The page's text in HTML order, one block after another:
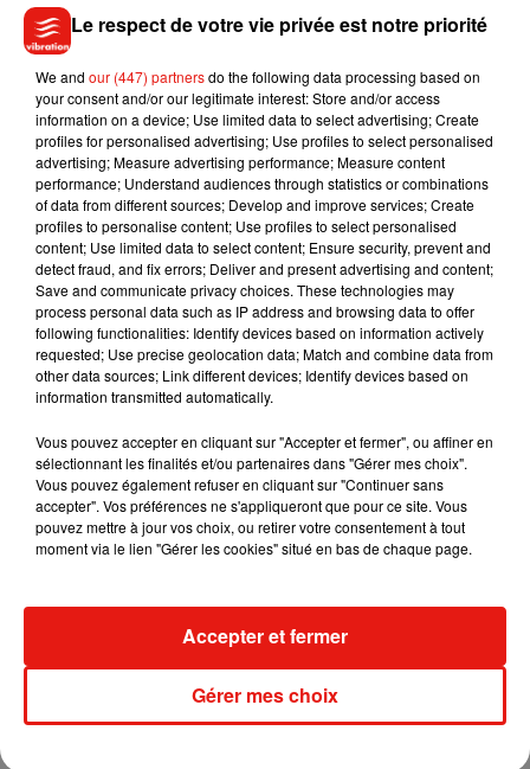
Musique
5 août 2026
Benny Blanco invite Selena Gomez et
Becky G sur son nouveau single
4 août 2026
Tiny Desk invite Charlie Puth pour une
live session solaire
4 août 2026
Ariana Grande prendra une pause après
sa tournée mondiale
Grand Corps Malade emmène Styleto
Le respect de votre vie privée est notre priorité
We and our (447) partnersdo the following data processing based on
your consent and/or our legitimate interest: Store and/or access
information on a device; Use limited data to select advertising; Create
profiles for personalised advertising; Use profiles to select personalised
advertising; Measure advertising performance; Measure content
performance; Understand audiences through statistics or combinations
of data from different sources; Develop and improve services; Create
profiles to personalise content; Use profiles to select personalised
content; Use limited data to select content; Ensure security, prevent and
detect fraud, and fix errors; Deliver and present advertising and content;
Save and communicate privacy choices. These technologies may
process personal data such as IP address and browsing data to offer
following functionalities: Identify devices based on information actively
requested; Use precise geolocation data; Match and combine data from
other data sources; Link different devices; Identify devices based on
information transmitted automatically.
Vous pouvez accepter en cliquant sur "Accepter et fermer", ou affiner en
sélectionnant les finalités et/ou partenaires dans "Gérer mes choix".
Vous pouvez également refuser en cliquant sur "Continuer sans
accepter". Vos préférences ne s'appliqueront que pour ce site. Vous
pouvez mettre à jour vos choix, ou retirer votre consentement à tout
moment via le lien "Gérer les cookies" situé en bas de chaque page.
Gérer mes choix
Accepter et fermer